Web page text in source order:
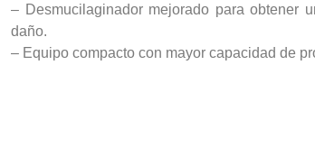
– Desmucilaginador mejorado para obtener
daño.
– Equipo compacto con mayor capacidad de